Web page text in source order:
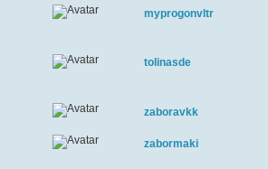
myprogonvltr
tolinasde
zaboravkk
zabormaki